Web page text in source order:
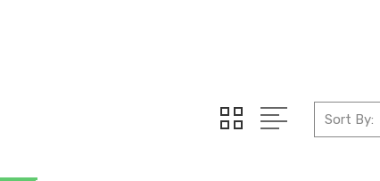
Sort By: